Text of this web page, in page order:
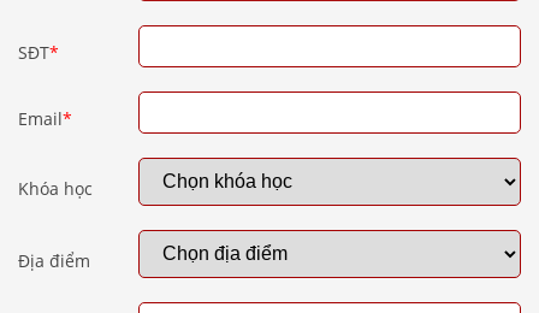
SĐT*
Email*
Khóa học
Địa điểm